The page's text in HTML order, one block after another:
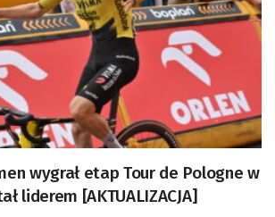
wygrał etap Tour de Pologne w
liderem [AKTUALIZACJA]